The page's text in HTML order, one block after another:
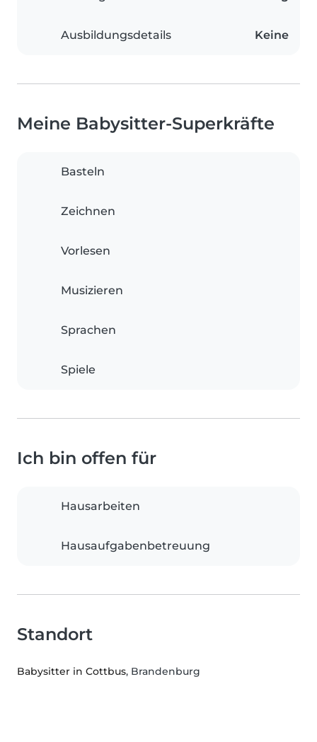
Ausbildungsdetails Keine
Meine Babysitter-Superkräfte
Basteln
Zeichnen
Vorlesen
Musizieren
Sprachen
Spiele
Ich bin offen für
Hausarbeiten
Hausaufgabenbetreuung
Standort
Babysitter in Cottbus, Brandenburg